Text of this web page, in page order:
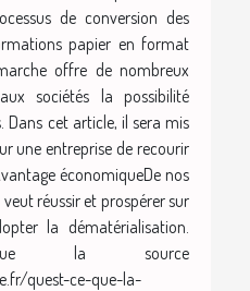
de conversion des
papier en format
offre de nombreux
sociétés la possibilité
Dans cet article, il sera mis
une entreprise de recourir
économiqueDe nos
réussir et prospérer sur
la dématérialisation.
la source
quest-ce-que-la-